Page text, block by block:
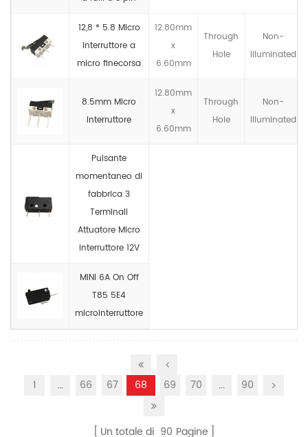
12,8 * 5.8 Micro
interruttore a
micro finecorsa
12.80mm
x
6.60mm
Through
Hole
Non-
llluminated
8.5mm Micro
interruttore
12.80mm
x
6.60mm
Through
Hole
Non-
llluminated
Pulsante
momentaneo di
fabbrica 3
Terminali
Attuatore Micro
interruttore 12V
MINI 6A On Off
T85 5E4
microinterruttore
1 ... 66 67 68 69 70 ... 90
Un totale di 90 Pagine